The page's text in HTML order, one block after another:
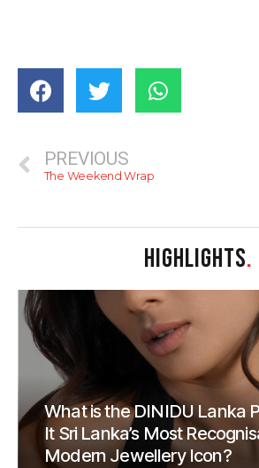
PREVIOUS
The Weekend Wrap
HIGHLIGHTS.
What is the DINIDU Lanka
It Sri Lanka’s Most
Modern Jewellery Icon?